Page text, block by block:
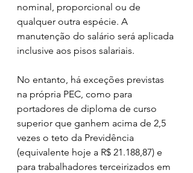
nominal, proporcional ou de
qualquer outra espécie. A
manutenção do salário será aplicada
inclusive aos pisos salariais.
No entanto, há exceções previstas
na própria PEC, como para
portadores de diploma de curso
superior que ganhem acima de 2,5
vezes o teto da Previdência
(equivalente hoje a R$ 21.188,87) e
para trabalhadores terceirizados em